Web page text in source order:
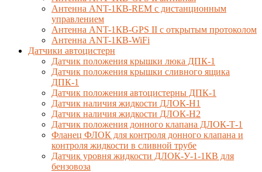
Антенна ANT-1КВ-REM c дистанционным
управлением
Антенна ANT-1КВ-GPS II с открытым протоколом
Антенна ANT-1КВ-WiFi
Датчики автоцистерн
Датчик положения крышки люка ДПК-1
Датчик положения крышки сливного ящика
ДПК-1
Датчик положения автоцистерны ДПК-1
Датчик наличия жидкости ДЛОК-Н1
Датчик наличия жидкости ДЛОК-Н2
Датчик положения донного клапана ДЛОК-Т-1
Фланец ФЛОК для контроля донного клапана и
контроля жидкости в сливной трубе
Датчик уровня жидкости ДЛОК-У-1-1КВ для
бензовоза